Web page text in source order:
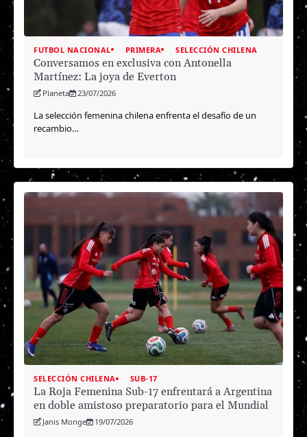
FUTBOL NACIONAL PRIMERA SELECCIÓN CHILENA
Conversamos en exclusiva con Antonella
Martínez: La joya de Everton
Planeta 23/07/2026
La selección femenina chilena enfrenta el desafío de un
recambio…
SELECCIÓN CHILENA SUB-17
La Roja Femenina Sub-17 enfrentará a Argentina
en doble amistoso preparatorio para el Mundial
Janis Monge 19/07/2026